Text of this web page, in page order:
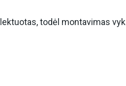
todėl montavimas